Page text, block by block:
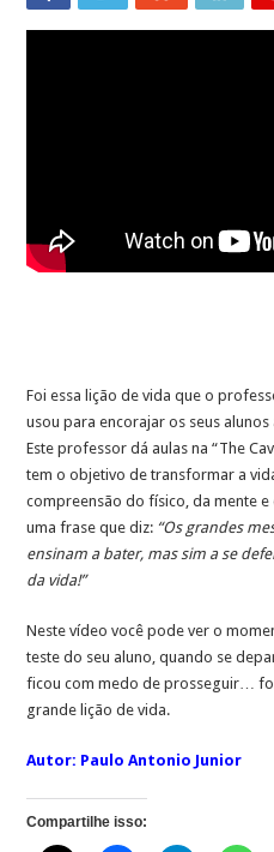
Foi essa lição de vida que o
usou para encorajar os seus
Este professor dá aulas na “The
tem o objetivo de transformar a
compreensão do físico, da mente
uma frase que diz: “Os grandes
ensinam a bater, mas sim a se
da vida!”
Neste vídeo você pode ver o
teste do seu aluno, quando se
ficou com medo de prosseguir…
grande lição de vida.
Autor: Paulo Antonio Junior
Compartilhe isso: